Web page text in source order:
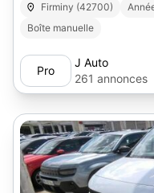
Firminy (42700)
Boîte manuelle
Pro
J Auto
261 annonces